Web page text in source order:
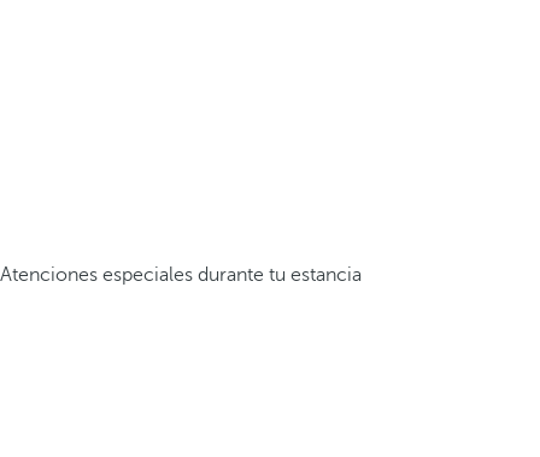
Atenciones especiales durante tu estancia